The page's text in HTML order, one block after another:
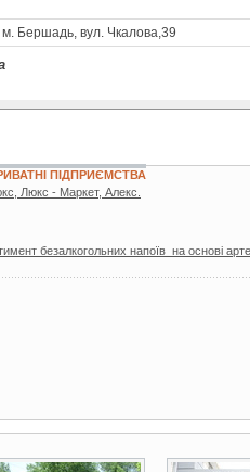
м. Бершадь, вул. Чкалова,39
ПІДПРИЄМСТВА
Люкс - Маркет, Алекс.
безалкогольних напоїв на основі